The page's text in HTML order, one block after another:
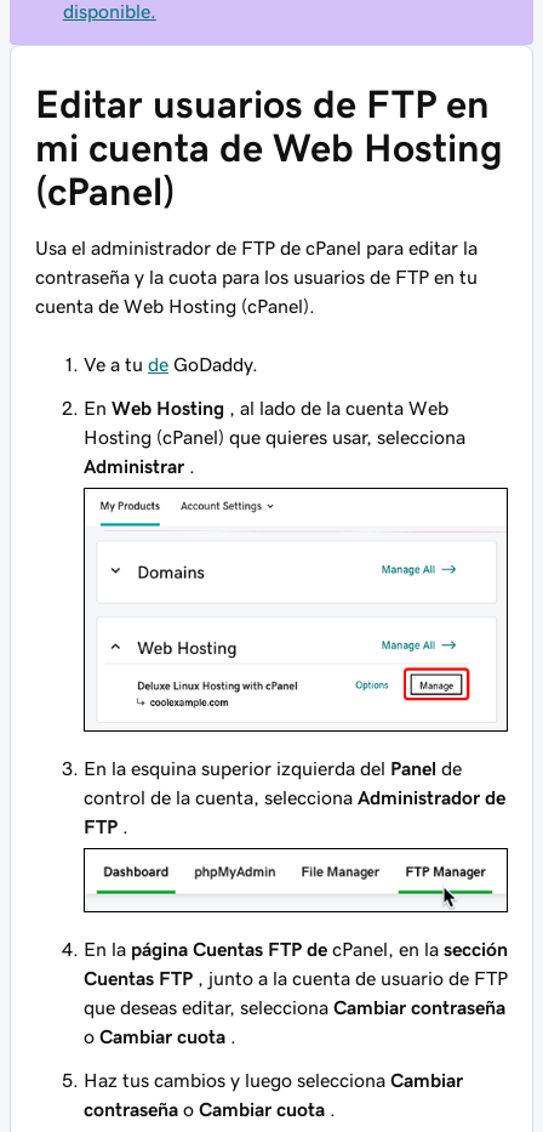
disponible.
Editar usuarios de FTP en
mi cuenta de Web Hosting
(cPanel)
Usa el administrador de FTP de cPanel para editar la
contraseña y la cuota para los usuarios de FTP en tu
cuenta de Web Hosting (cPanel).
Ve a tu de GoDaddy.
En Web Hosting , al lado de la cuenta Web
Hosting (cPanel) que quieres usar, selecciona
Administrar
En la esquina superior izquierda del Panel de
control de la cuenta, selecciona Administrador de
FTP
En la página Cuentas FTP de cPanel, en la sección
Cuentas FTP , junto a la cuenta de usuario de FTP
que deseas editar, selecciona Cambiar contraseña
o Cambiar cuota
Haz tus cambios y luego selecciona Cambiar
contraseña o Cambiar cuota